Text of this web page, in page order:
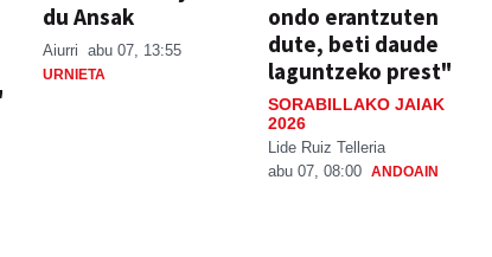
du Ansak
Aiurri abu 07, 13:55
URNIETA
ondo erantzuten
dute, beti daude
laguntzeko prest"
SORABILLAKO JAIAK
2026
Lide Ruiz Telleria
abu 07, 08:00 ANDOAIN